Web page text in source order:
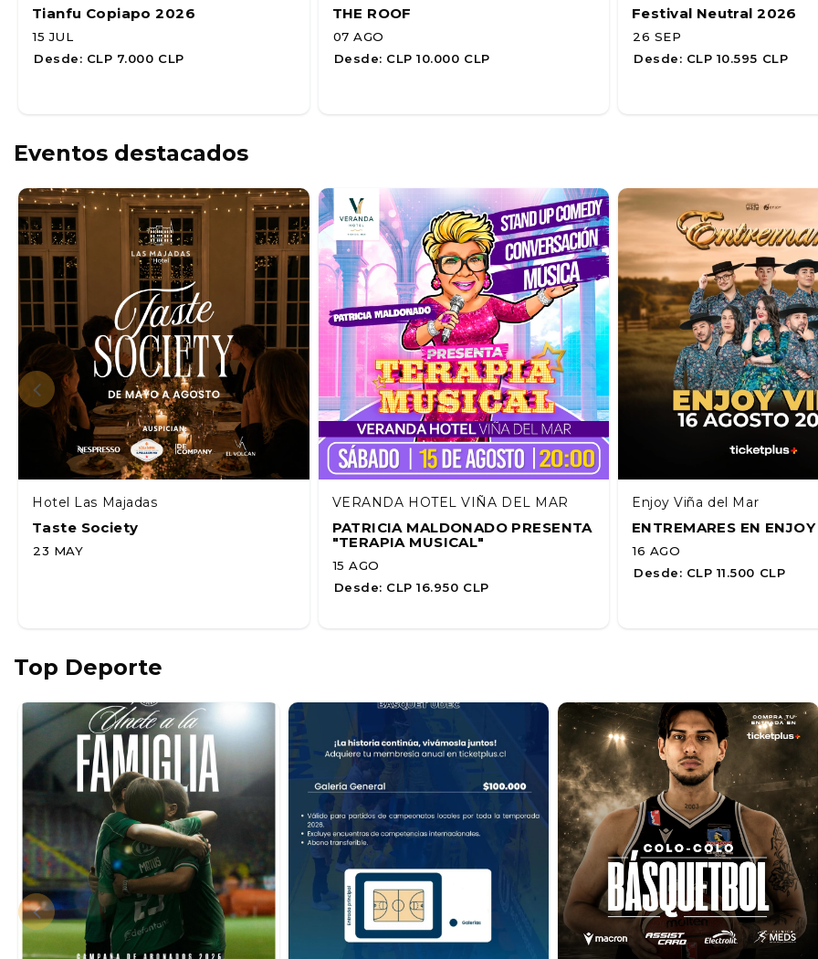
Tianfu Copiapo 2026
15 JUL
Desde: CLP 7.000 CLP
THE ROOF
07 AGO
Desde: CLP 10.000 CLP
Festival Neutral 2026
26 SEP
Desde: CLP 10.595 CLP
Eventos destacados
Hotel Las Majadas
Taste Society
23 MAY
VERANDA HOTEL VIÑA DEL MAR
PATRICIA MALDONADO PRESENTA
"TERAPIA MUSICAL"
15 AGO
Desde: CLP 16.950 CLP
Enjoy Viña del Mar
ENTREMARES EN
16 AGO
Desde: CLP 11.500 CLP
Top Deporte